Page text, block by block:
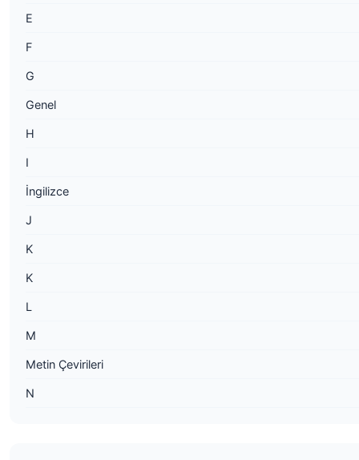
E
F
G
Genel
H
I
İngilizce
J
K
K
L
M
Metin Çevirileri
N